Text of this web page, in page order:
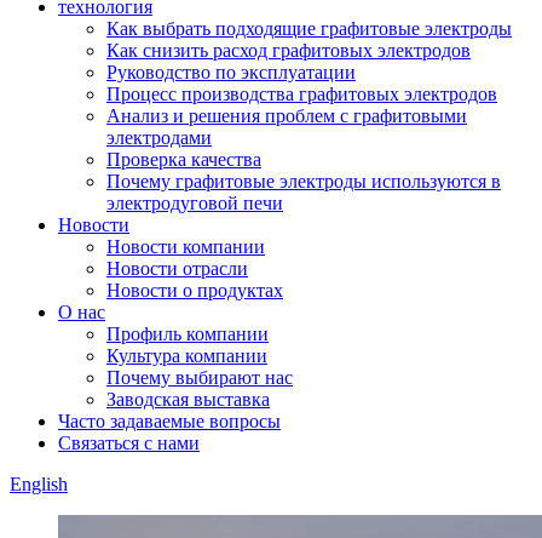
технология
Как выбрать подходящие графитовые электроды
Как снизить расход графитовых электродов
Руководство по эксплуатации
Процесс производства графитовых электродов
Анализ и решения проблем с графитовыми
электродами
Проверка качества
Почему графитовые электроды используются в
электродуговой печи
Новости
Новости компании
Новости отрасли
Новости о продуктах
О нас
Профиль компании
Культура компании
Почему выбирают нас
Заводская выставка
Часто задаваемые вопросы
Связаться с нами
English